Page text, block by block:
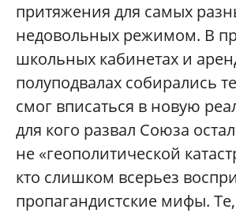
притяжения для самых
недовольных режимом. В
школьных кабинетах и
полуподвалах собирались
смог вписаться в новую
для кого развал Союза
не «геополитической
кто слишком всерьез
пропагандистские мифы. Те,